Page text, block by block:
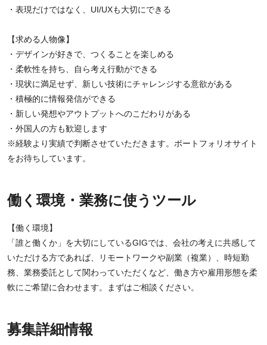
・表現だけではなく、UI/UXも大切にできる
【求める人物像】
・デザインが好きで、つくることを楽しめる
・柔軟性を持ち、自ら考え行動ができる
・現状に満足せず、新しい技術にチャレンジする意欲がある
・積極的に情報発信ができる
・新しい発想やアウトプットへのこだわりがある
・外国人の方も歓迎します
※経験より実績で判断させていただきます。ポートフォリオサイト
をお待ちしています。
働く環境・業務に使うツール
【働く環境】
「誰と働くか」を大切にしているGIGでは、会社の考えに共感して
いただける方であれば、リモートワークや副業（複業）、時短勤
務、業務委託として関わっていただくなど、働き方や雇用形態を柔
軟にご希望に合わせます。まずはご相談ください。
募集詳細情報